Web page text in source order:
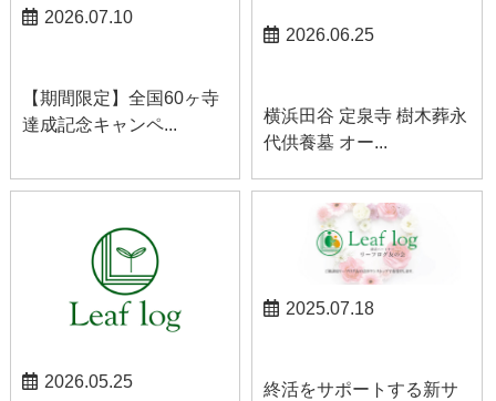
2026.07.10
【期間限定】全国60ヶ寺
達成記念キャンペ...
2026.06.25
横浜田谷 定泉寺 樹木葬永
代供養墓 オー...
2026.05.25
2025.07.18
終活をサポートする新サ